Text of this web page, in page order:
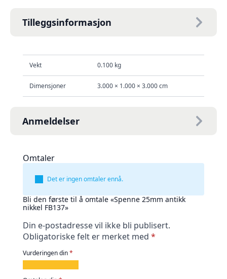
Tilleggsinformasjon
Vekt 0.100 kg
Dimensjoner 3.000 × 1.000 × 3.000 cm
Anmeldelser
Omtaler
Det er ingen omtaler ennå.
Bli den første til å omtale «Spenne 25mm antikk
nikkel FB137»
Din e-postadresse vil ikke bli publisert.
Obligatoriske felt er merket med *
Vurderingen din*